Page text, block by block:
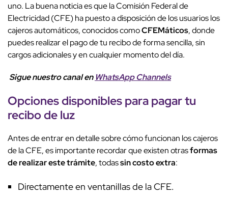
uno. La buena noticia es que la Comisión Federal de
Electricidad (CFE) ha puesto a disposición de los usuarios los
cajeros automáticos, conocidos comoCFEMáticos, donde
puedes realizar el pago de tu recibo de forma sencilla, sin
cargos adicionales y en cualquier momento del día.
Sigue nuestro canal en WhatsApp Channels
Opciones disponibles para pagar tu
recibo de luz
Antes de entrar en detalle sobre cómo funcionan los cajeros
de la CFE, es importante recordar que existen otrasformas
de realizar este trámite, todassin costo extra:
Directamente en ventanillas de la CFE.